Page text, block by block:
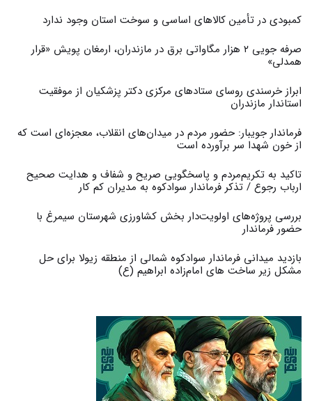
کمبودی در تأمین کالاهای اساسی و سوخت استان وجود ندارد
صرفه جویی ۲ هزار مگاواتی برق در مازندران، ارمغان پویش «قرار
همدلی»
ابراز خرسندی روسای ستادهای مرکزی دکتر پزشکیان از موفقیت
استاندار مازندران
فرماندار جویبار: حضور مردم در میدان‌های انقلاب، معجزه‌ای است که
از خون شهدا سر برآورده است
تاکید به تکریم‌مردم و پاسخگویی صریح و شفاف و هدایت صحیح
ارباب رجوع / تذکر فرماندار سوادکوه به مدیران کم کار ‎
بررسی پروژه‌های اولویت‌دار بخش کشاورزی شهرستان سیمرغ با
حضور فرماندار
بازدید میدانی فرماندار سوادکوه شمالی از منطقه زیولا برای حل
مشکل زیر ساخت های امام‌زاده ابراهیم (ع)